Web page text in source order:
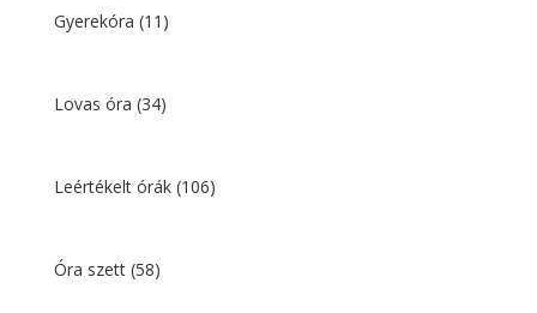
Gyerekóra (11)
Lovas óra (34)
Leértékelt órák (106)
Óra szett (58)